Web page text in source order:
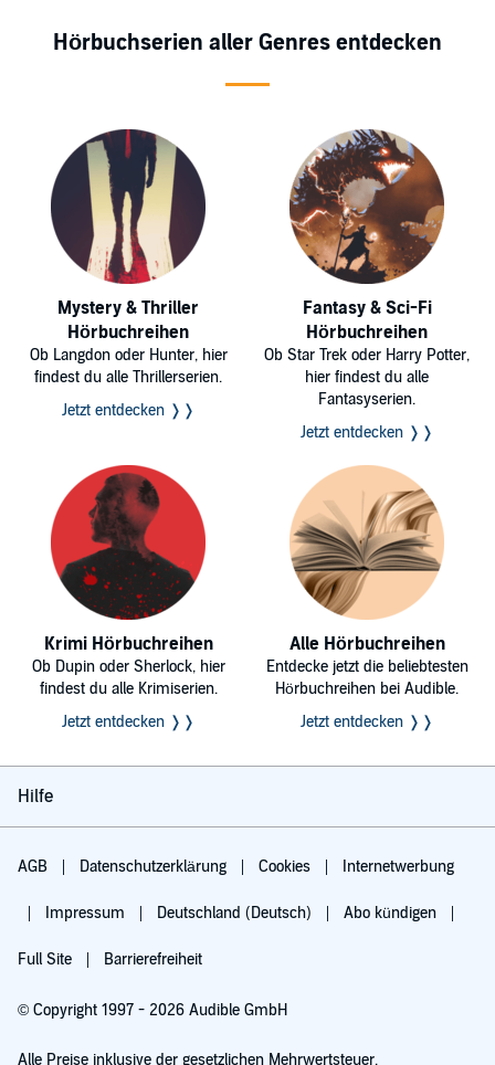
Hörbuchserien aller Genres entdecken
Mystery & Thriller
Hörbuchreihen
Ob Langdon oder Hunter, hier
findest du alle Thrillerserien.
Jetzt entdecken ❭❭
Fantasy & Sci-Fi
Hörbuchreihen
Ob Star Trek oder Harry Potter,
hier findest du alle
Fantasyserien.
Jetzt entdecken ❭❭
Krimi Hörbuchreihen
Ob Dupin oder Sherlock, hier
findest du alle Krimiserien.
Jetzt entdecken ❭❭
Alle Hörbuchreihen
Entdecke jetzt die beliebtesten
Hörbuchreihen bei Audible.
Jetzt entdecken ❭❭
Hilfe
AGB Datenschutzerklärung Cookies Internetwerbung
Impressum Deutschland (Deutsch) Abo kündigen
Full Site Barrierefreiheit
© Copyright 1997 - 2026 Audible GmbH
Alle Preise inklusive der gesetzlichen Mehrwertsteuer.